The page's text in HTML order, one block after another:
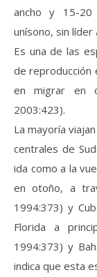
ancho y 15-20
unísono, sin
Es una de las
de reproducción
en migrar en
2003:423).
La mayoría
centrales de
ida como a la
en otoño, a
1994:373) y
Florida a
1994:373) y
indica que esta